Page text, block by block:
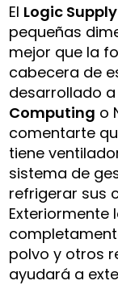
El Logic Supply
pequeñas
mejor que la
cabecera de
desarrollado
Computing o
comentarte
tiene
sistema de
refrigerar sus
Exteriormente
polvo y otros
ayudará a